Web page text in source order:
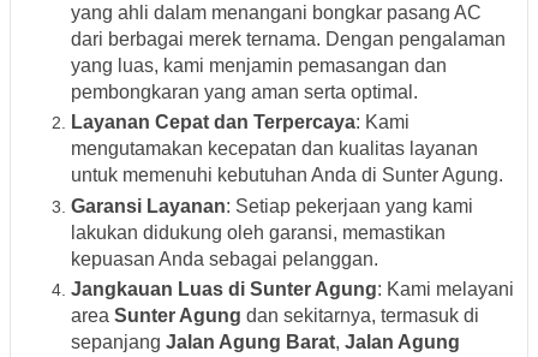
yang ahli dalam menangani bongkar pasang AC
dari berbagai merek ternama. Dengan pengalaman
yang luas, kami menjamin pemasangan dan
pembongkaran yang aman serta optimal.
Layanan Cepat dan Terpercaya: Kami
mengutamakan kecepatan dan kualitas layanan
untuk memenuhi kebutuhan Anda di Sunter Agung.
Garansi Layanan: Setiap pekerjaan yang kami
lakukan didukung oleh garansi, memastikan
kepuasan Anda sebagai pelanggan.
Jangkauan Luas di Sunter Agung: Kami melayani
area Sunter Agung dan sekitarnya, termasuk di
sepanjang Jalan Agung Barat, Jalan Agung